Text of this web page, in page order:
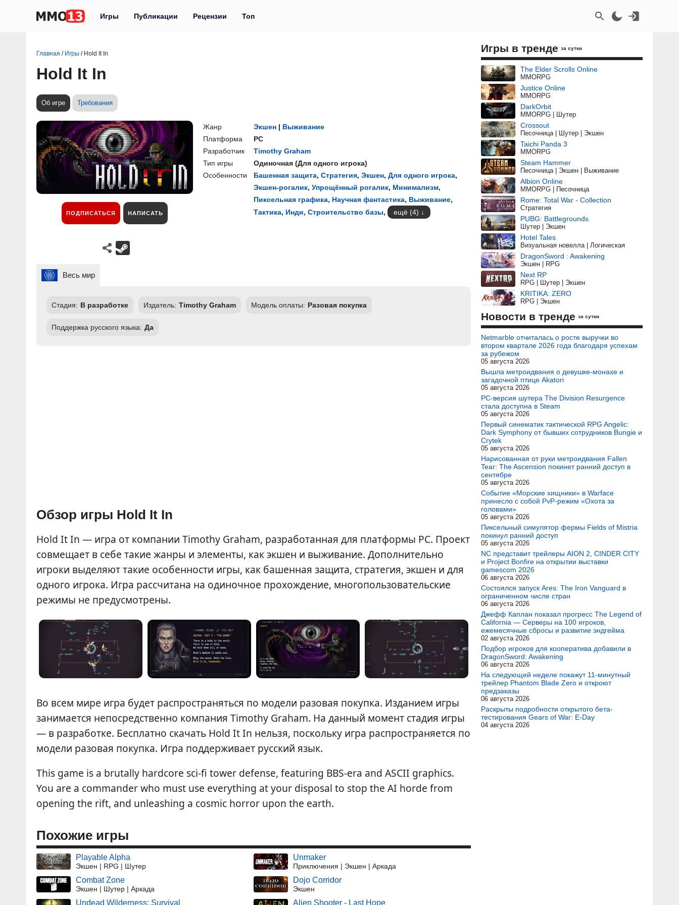
Игры Публикации Рецензии Топ
Главная / Игры / Hold It In
Hold It In
Об игре Требования
ПОДПИСАТЬСЯ НАПИСАТЬ
Жанр Экшен | Выживание
Платформа
PC
Разработчик
Timothy Graham
Тип игры
Одиночная (Для одного игрока)
Особенности
Башенная защита, Стратегия, Экшен, Для одного игрока,
Экшен-рогалик, Упрощённый рогалик, Минимализм,
Пиксельная графика, Научная фантастика, Выживание,
Тактика, Инди, Строительство базы, ещё (4)
Весь мир
Стадия: В разработке Издатель: Timothy Graham Модель оплаты: Разовая покупка
Поддержка русского языка: Да
Обзор игры Hold It In
Hold It In — игра от компании Timothy Graham, разработанная для платформы PC. Проект
совмещает в себе такие жанры и элементы, как экшен и выживание. Дополнительно
игроки выделяют такие особенности игры, как башенная защита, стратегия, экшен и для
одного игрока. Игра рассчитана на одиночное прохождение, многопользовательские
режимы не предусмотрены.
Во всем мире игра будет распространяться по модели разовая покупка. Изданием игры
занимается непосредственно компания Timothy Graham. На данный момент стадия игры
— в разработке. Бесплатно скачать Hold It In нельзя, поскольку игра распространяется по
модели разовая покупка. Игра поддерживает русский язык.
This game is a brutally hardcore sci-fi tower defense, featuring BBS-era and ASCII graphics.
You are a commander who must use everything at your disposal to stop the AI horde from
opening the rift, and unleashing a cosmic horror upon the earth.
Похожие игры
Playable Alpha
Экшен | RPG | Шутер
Combat Zone
Экшен | Шутер | Аркада
Undead Wilderness: Survival
Unmaker
Приключения | Экшен | Аркада
Dojo Corridor
Экшен
Alien Shooter - Last Hope
Игры в тренде за сутки
The Elder Scrolls Online
MMORPG
Justice Online
MMORPG
DarkOrbit
MMORPG | Шутер
Crossout
Песочница | Шутер | Экшен
Taichi Panda 3
MMORPG
Steam Hammer
Песочница | Экшен | Выживание
Albion Online
MMORPG | Песочница
Rome: Total War - Collection
Стратегия
PUBG: Battlegrounds
Шутер | Экшен
Hotel Tales
Визуальная новелла | Логическая
DragonSword : Awakening
Экшен | RPG
Next RP
RPG | Шутер | Экшен
KRITIKA: ZERO
RPG | Экшен
Новости в тренде за сутки
Netmarble отчиталась о росте выручки во
втором квартале 2026 года благодаря успехам
за рубежом
05 августа 2026
Вышла метроидвания о девушке-монахе и
загадочной птице Akatori
05 августа 2026
PC-версия шутера The Division Resurgence
стала доступна в Steam
05 августа 2026
Первый синематик тактической RPG Angelic:
Dark Symphony от бывших сотрудников Bungie и
Crytek
05 августа 2026
Нарисованная от руки метроидвания Fallen
Tear: The Ascension покинет ранний доступ в
сентябре
05 августа 2026
Событие «Морские хищники» в Warface
принесло с собой PvP-режим «Охота за
головами»
05 августа 2026
Пиксельный симулятор фермы Fields of Mistria
покинул ранний доступ
05 августа 2026
NC представит трейлеры AION 2, CINDER CITY
и Project Bonfire на открытии выставки
gamescom 2026
06 августа 2026
Состоялся запуск Ares: The Iron Vanguard в
ограниченном числе стран
06 августа 2026
Джефф Каплан показал прогресс The Legend of
California — Серверы на 100 игроков,
ежемесячные сбросы и развитие эндгейма
02 августа 2026
Подбор игроков для кооператива добавили в
DragonSword: Awakening
06 августа 2026
На следующей неделе покажут 11-минутный
трейлер Phantom Blade Zero и откроют
предзаказы
06 августа 2026
Раскрыты подробности открытого бета-
тестирования Gears of War: E-Day
04 августа 2026